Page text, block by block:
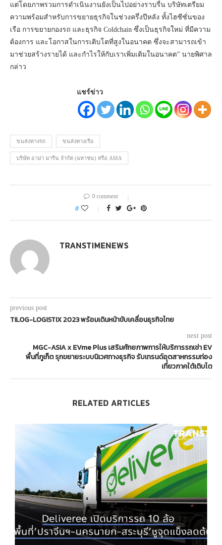
แต่โดยภาพรวมการดำเนินงานยังเป็นไปอย่างราบรื่น บริษัทเตรียม
ความพร้อมสำหรับการขยายธุรกิจในช่วงครึ่งปีหลัง ทั้งไฮซีซั่นของ
เรือ การขยายกองรถ และธุรกิจ Coldchain ซึ่งเป็นธุรกิจใหม่ ที่มีความ
ต้องการ และโอกาสในการเติบโตที่สูงในอนาคต ซึ่งจะสามารถเข้า
มาช่วยสร้างรายได้ และกำไรให้กับเราเพิ่มเติมในอนาคต” นายพิศาล
กล่าว
แชร์ข่าว
ขนส่งทางรถ ขนส่งทางเรือ
บริษัท อาม่า มารีน จำกัด (มหาชน) หรือ AMA
0 comment
0
TRANSTIMENEWS
previous post
TILOG-LOGISTIX 2023 พร้อมเดินหน้าขับเคลื่อนธุรกิจไทย
next post
MGC-ASIA x EVme Plus เสริมศักยภาพการให้บริการรถเช่า EV
พื้นที่ภูเก็ต รุกขยายระบบนิเวศทางธุรกิจ รับเทรนด์อุตสาหกรรมท่อง
เที่ยวภาคใต้เติบโต
RELATED ARTICLES